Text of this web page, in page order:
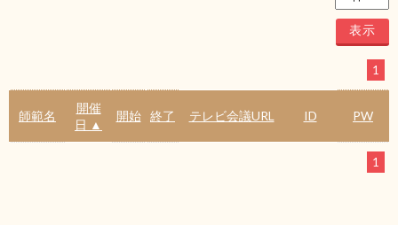
1
師範名
開催
日 ▲
開始 終了 テレビ会議URL ID PW
1